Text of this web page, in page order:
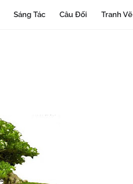
Sáng Tác Câu Đối Tranh Vẽ